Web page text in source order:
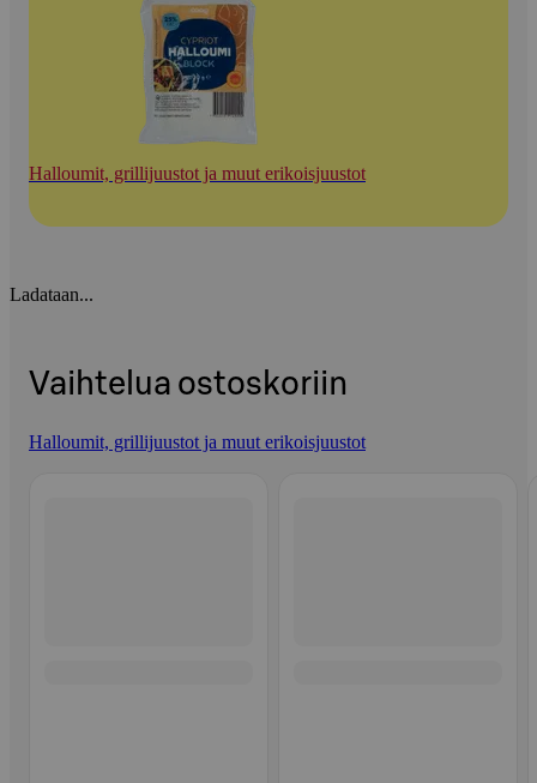
Halloumit, grillijuustot ja muut erikoisjuustot
Ladataan...
Vaihtelua ostoskoriin
Halloumit, grillijuustot ja muut erikoisjuustot